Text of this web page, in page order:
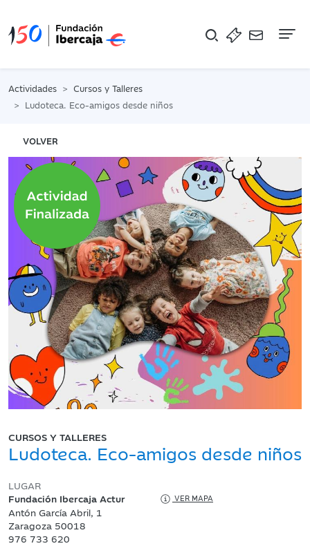
Actividades
Cursos y Talleres
Ludoteca. Eco-amigos desde niños
VOLVER
CURSOS Y TALLERES
Ludoteca. Eco-amigos desde niños
LUGAR
Fundación Ibercaja Actur
VER MAPA
Antón García Abril, 1
Zaragoza 50018
976 733 620